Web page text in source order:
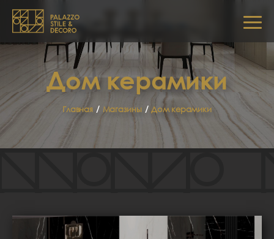
Дом керамики
Главная / Магазины / Дом керамики